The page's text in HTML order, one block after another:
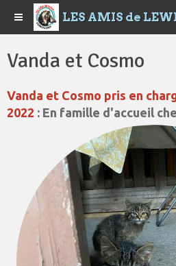
LES AMIS de
Vanda et Cosmo
Vanda et Cosmo pris en
2022 : En famille d'accueil